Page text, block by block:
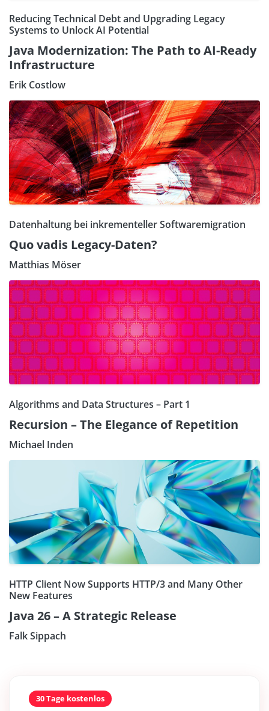
Reducing Technical Debt and Upgrading Legacy
Systems to Unlock AI Potential
Java Modernization: The Path to AI-Ready
Infrastructure
Erik Costlow
Datenhaltung bei inkrementeller Softwaremigration
Quo vadis Legacy-Daten?
Matthias Möser
Algorithms and Data Structures – Part 1
Recursion – The Elegance of Repetition
Michael Inden
HTTP Client Now Supports HTTP/3 and Many Other
New Features
Java 26 – A Strategic Release
Falk Sippach
30 Tage kostenlos